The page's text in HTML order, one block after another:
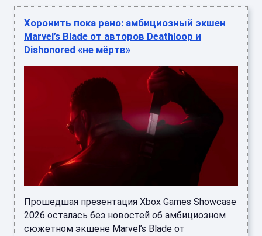
Хоронить пока рано: амбициозный экшен
Marvel’s Blade от авторов Deathloop и
Dishonored «не мёртв»
Прошедшая презентация Xbox Games Showcase
2026 осталась без новостей об амбициозном
сюжетном экшене Marvel’s Blade от